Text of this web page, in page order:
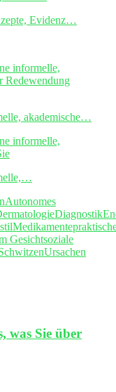
Evidenz…
akademische…
Autonomes
Diagnostik
Medikamente
Gesichtsoziale
Ursachen
was Sie über